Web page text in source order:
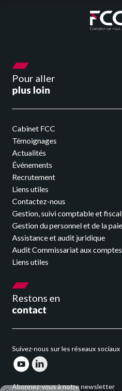
Facturation électronique
Nos actus
Nos événements
Nous rejoindre
Se connecter
Pour aller
plus loin
Cabinet FCC
Témoignages
Actualités
Événements
Recrutement
Liens utiles
Contactez-nous
Gestion, suivi comptable et fiscal
Gestion du personnel et de la paie
Assistance et audit juridique
Audit Commissariat aux comptes
Liens utiles
Restons en
contact
Suivez-nous sur les réseaux sociaux
Abonnez-vous à notre newsletter